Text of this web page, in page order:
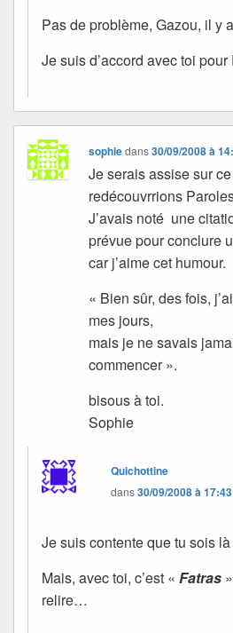
Pas de problème, Gazou, il y
Je suis d’accord avec toi pour
sophiedans30/09/2008 à
Je serais assise sur
redécouvrrions
J’avais noté une
prévue pour conclure
car j’aime cet humour.
« Bien sûr, des fois,
mes jours,
mais je ne savais
commencer ».
bisous à toi.
Sophie
Quichottine
dans30/09/2008 à 17:43
Je suis contente que tu sois
Mais, avec toi, c’est « Fatras
relire…